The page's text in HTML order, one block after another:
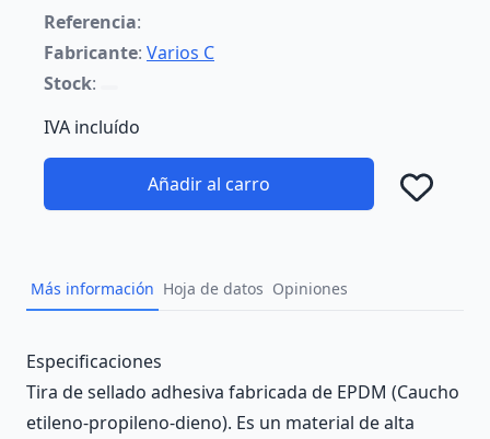
Referencia:
Fabricante: Varios C
Stock:
IVA incluído
Añadir al carro
Más información Hoja de datos Opiniones
Description
Especificaciones
Tira de sellado adhesiva fabricada de EPDM (Caucho
etileno-propileno-dieno). Es un material de alta